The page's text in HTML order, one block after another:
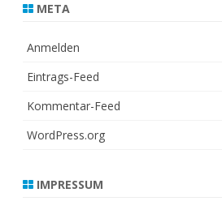
META
Anmelden
Eintrags-Feed
Kommentar-Feed
WordPress.org
IMPRESSUM